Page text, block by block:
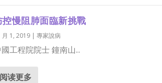
控慢阻肺面臨新挑戰
月 1, 2019| 專家說病
工程院院士 鐘南山...
阅读更多